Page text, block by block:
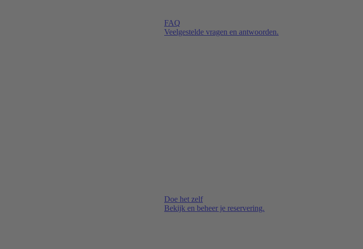
FAQ
Veelgestelde vragen en antwoorden.
Doe het zelf
Bekijk en beheer je reservering.